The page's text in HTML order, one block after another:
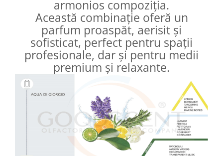
armonios compoziția.
Această combinație oferă un
parfum proaspăt, aerisit și
sofisticat, perfect pentru spații
profesionale, dar și pentru medii
premium și relaxante.